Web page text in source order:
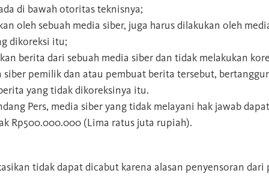
di bawah otoritas teknisnya;
oleh sebuah media siber, juga harus dilakukan oleh
dikoreksi itu;
berita dari sebuah media siber dan tidak melakukan
siber pemilik dan atau pembuat berita tersebut,
yang tidak dikoreksinya itu.
Pers, media siber yang tidak melayani hak jawab
Rp500.000.000 (Lima ratus juta rupiah).
tidak dapat dicabut karena alasan penyensoran dari